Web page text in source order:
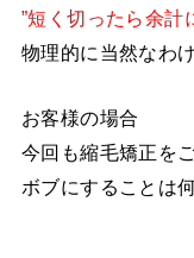
”短く切ったら余計
物理的に当然なわ
お客様の場合
今回も縮毛矯正を
ボブにすることは